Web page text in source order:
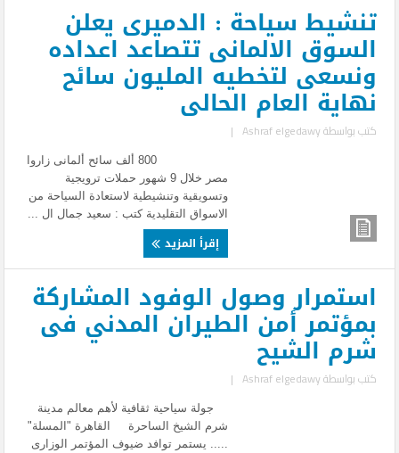
تنشيط سياحة : الدميرى يعلن
السوق الالمانى تتصاعد اعداده
ونسعى لتخطيه المليون سائح
نهاية العام الحالى
كتب بواسطةAshraf elgedawy
|
800 ألف سائح ألمانى زاروا
مصر خلال 9 شهور حملات ترويجية
وتسويقية وتنشيطية لاستعادة السياحة من
الاسواق التقليدية كتب : سعيد جمال ال ...
إقرأ المزيد
استمرار وصول الوفود المشاركة
بمؤتمر أمن الطيران المدني فى
شرم الشيح
كتب بواسطةAshraf elgedawy
|
جولة سياحية ثقافية لأهم معالم مدينة
شرم الشيخ الساحرة القاهرة "المسلة"
..... يستمر توافد ضيوف المؤتمر الوزارى